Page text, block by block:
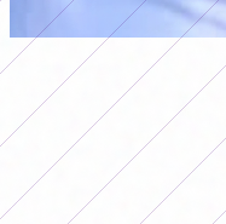
primera a
RESULTADOS
TORNEO
2026